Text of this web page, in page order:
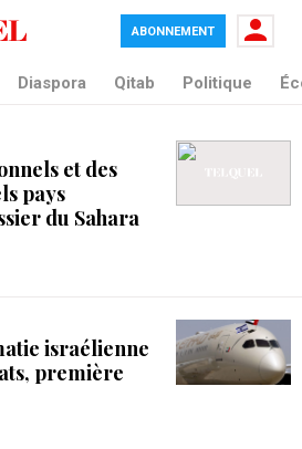
ABONNEMENT
Diaspora Qitab Politique
et des
pays
du Sahara
israélienne
première